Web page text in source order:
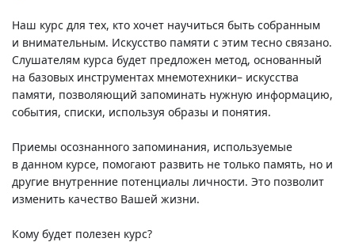
Наш курс для тех, кто хочет научиться быть собранным
и внимательным. Искусство памяти с этим тесно связано.
Слушателям курса будет предложен метод, основанный
на базовых инструментах мнемотехники– искусства
памяти, позволяющий запоминать нужную информацию,
события, списки, используя образы и понятия.
Приемы осознанного запоминания, используемые
в данном курсе, помогают развить не только память, но и
другие внутренние потенциалы личности. Это позволит
изменить качество Вашей жизни.
Кому будет полезен курс?